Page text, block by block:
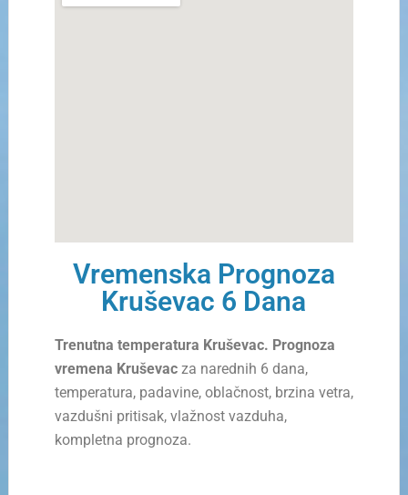
Vremenska Prognoza
Kruševac 6 Dana
Trenutna temperatura Kruševac. Prognoza
vremena Kruševacza narednih 6 dana,
temperatura, padavine, oblačnost, brzina vetra,
vazdušni pritisak, vlažnost vazduha,
kompletna prognoza.